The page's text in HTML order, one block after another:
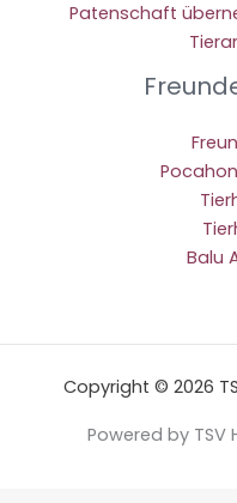
Patenschaft
Balu
Copyright © 2026
Powered by TSV